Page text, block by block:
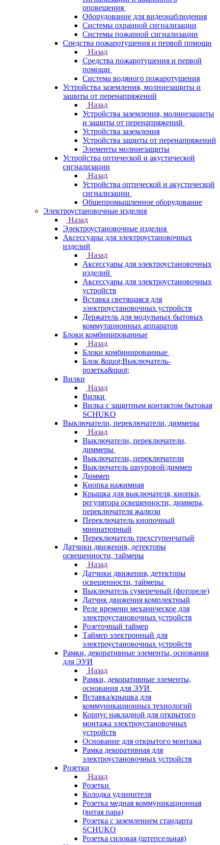
оповещения
Оборудование для видеонаблюдения
Системы охранной сигнализации
Системы пожарной сигнализации
Средства пожаротушения и первой помощи
Назад
Средства пожаротушения и первой
помощи
Система водяного пожаротушения
Устройства заземления, молниезащиты и
защиты от перенапряжений
Назад
Устройства заземления, молниезащиты
и защиты от перенапряжений
Устройства заземления
Устройства защиты от перенапряжений
Элементы молниезащиты
Устройства оптической и акустической
сигнализации
Назад
Устройства оптической и акустической
сигнализации
Общепромышленное оборудование
Электроустановочные изделия
Назад
Электроустановочные изделия
Аксессуары для электроустановочных
изделий
Назад
Аксессуары для электроустановочных
изделий
Аксессуары для электроустановочных
устройств
Вставка светящаяся для
электроустановочных устройств
Держатель для модульных бытовых
коммутационных аппаратов
Блоки комбинированные
Назад
Блоки комбинированные
Блок &quot;Выключатель-
розетка&quot;
Вилки
Назад
Вилки
Вилка с защитным контактом бытовая
SCHUKO
Выключатели, переключатели, диммеры
Назад
Выключатели, переключатели,
диммеры
Выключатели, переключатели
Выключатель шнуровой/диммер
Диммер
Кнопка нажимная
Крышка для выключателя, кнопки,
регулятора освещенности, диммера,
переключателя жалюзи
Переключатель кнопочный
миниатюрный
Переключатель трехступенчатый
Датчики движения, детекторы
освещенности, таймеры
Назад
Датчики движения, детекторы
освещенности, таймеры
Выключатель сумеречный (фотореле)
Датчик движения комплектный
Реле времени механическое для
электроустановочных устройств
Розеточный таймер
Таймер электронный для
электроустановочных устройств
Рамки, декоративные элементы, основания
для ЭУИ
Назад
Рамки, декоративные элементы,
основания для ЭУИ
Вставка/крышка для
коммуникационных технологий
Корпус накладной для открытого
монтажа электроустановочных
устройств
Основание для открытого монтажа
Рамка декоративная для
электроустановочных устройств
Розетки
Назад
Розетки
Колодка удлинителя
Розетка медная коммуникационная
(витая пара)
Розетка с заземлением стандарта
SCHUKO
Розетка силовая (штепсельная)